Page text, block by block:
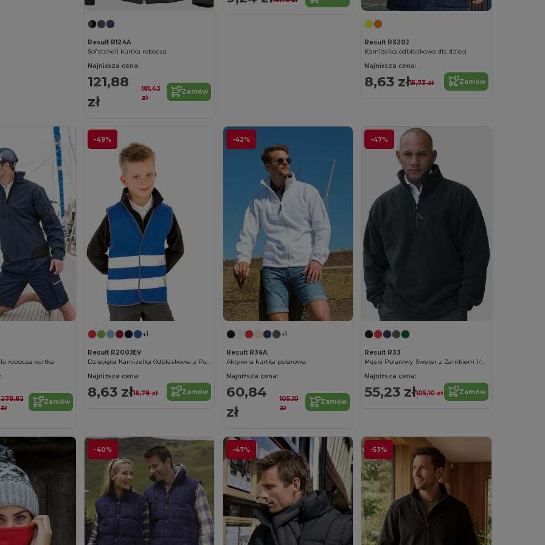
Result R124A
Sofstshell kurtka robocza
Najniższa cena:
121,88
zł
181,43
zł
Zamów
Result RS20J
Kamizelka odblaskowa dla dzieci
Najniższa cena:
8,63 zł15,73 zł Zamów
robocza kurtka
278,82
zł
Zamów
-49%
+1
Result R200JEV
Dziecięca Kamizelka Odblaskowa z Paskami
Najniższa cena:
8,63 zł16,78 zł Zamów
-42%
+1
Result R36A
Aktywna kurtka polarowa
Najniższa cena:
60,84
zł
105,10
zł
Zamów
-47%
Result R33
Męski Polarowy Sweter z Zamkiem 1/4 na Zimę
Najniższa cena:
55,23 zł105,10 zł Zamów
-40% -47% -53%